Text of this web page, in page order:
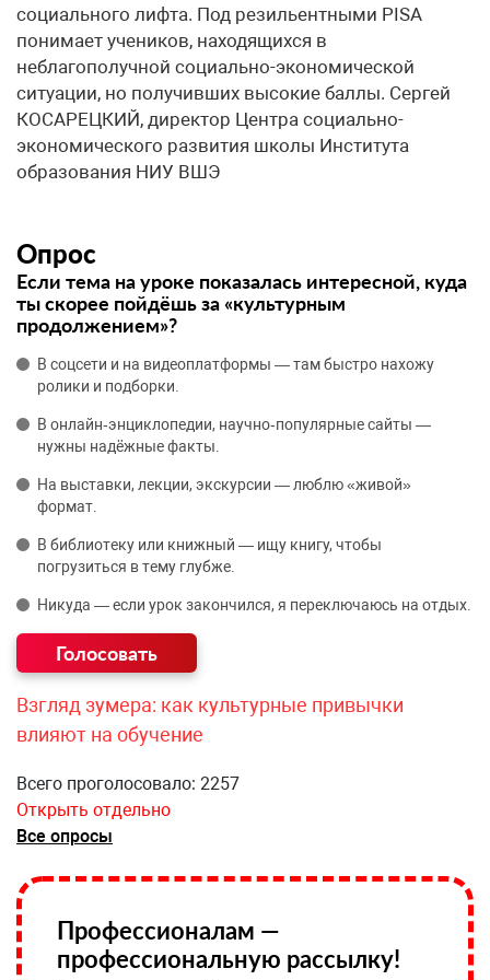
социального лифта. Под резильентными PISA
понимает учеников, находящихся в
неблагополучной социально-экономической
ситуации, но получивших высокие баллы. ​Сергей
КОСАРЕЦКИЙ, директор Центра социально-
экономического развития школы Института
образования НИУ ВШЭ
Опрос
Если тема на уроке показалась интересной, куда
ты скорее пойдёшь за «культурным
продолжением»?
В соцсети и на видеоплатформы — там быстро нахожу
ролики и подборки.
В онлайн‑энциклопедии, научно‑популярные сайты —
нужны надёжные факты.
На выставки, лекции, экскурсии — люблю «живой»
формат.
В библиотеку или книжный — ищу книгу, чтобы
погрузиться в тему глубже.
Никуда — если урок закончился, я переключаюсь на отдых.
Взгляд зумера: как культурные привычки
влияют на обучение
Всего проголосовало: 2257
Открыть отдельно
Все опросы
Профессионалам —
профессиональную рассылку!